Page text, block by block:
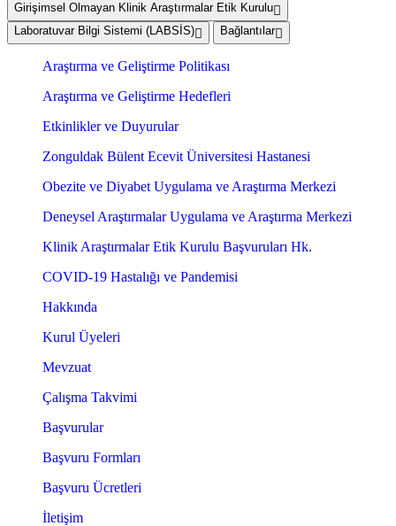
Girişimsel Olmayan Klinik Araştırmalar Etik Kurulu
Laboratuvar Bilgi Sistemi (LABSİS)
Bağlantılar
Araştırma ve Geliştirme Politikası
Araştırma ve Geliştirme Hedefleri
Etkinlikler ve Duyurular
Zonguldak Bülent Ecevit Üniversitesi Hastanesi
Obezite ve Diyabet Uygulama ve Araştırma Merkezi
Deneysel Araştırmalar Uygulama ve Araştırma Merkezi
Klinik Araştırmalar Etik Kurulu Başvuruları Hk.
COVID-19 Hastalığı ve Pandemisi
Hakkında
Kurul Üyeleri
Mevzuat
Çalışma Takvimi
Başvurular
Başvuru Formları
Başvuru Ücretleri
İletişim